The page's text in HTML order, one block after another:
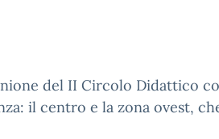
del II Circolo Didattico
il centro e la zona ovest,